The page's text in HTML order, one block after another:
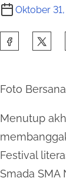
Oktober
r
e
t
h
i
Foto
Menutup
Festival
Smada SMA